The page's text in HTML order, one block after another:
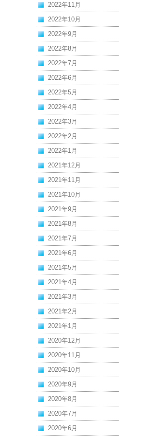
2022年11月
2022年10月
2022年9月
2022年8月
2022年7月
2022年6月
2022年5月
2022年4月
2022年3月
2022年2月
2022年1月
2021年12月
2021年11月
2021年10月
2021年9月
2021年8月
2021年7月
2021年6月
2021年5月
2021年4月
2021年3月
2021年2月
2021年1月
2020年12月
2020年11月
2020年10月
2020年9月
2020年8月
2020年7月
2020年6月